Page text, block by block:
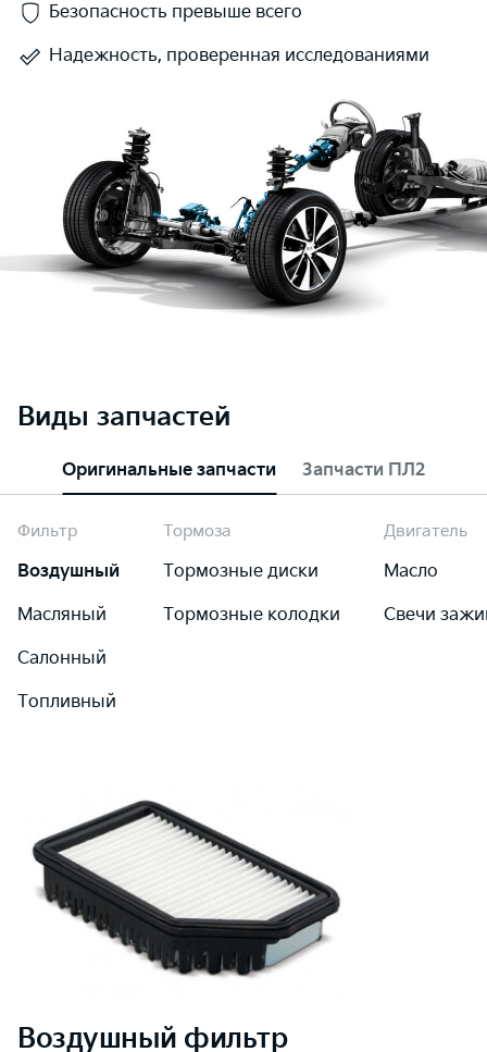
Безопасность превыше всего
Надежность, проверенная исследованиями
Виды запчастей
Оригинальные запчасти Запчасти ПЛ2
Фильтр
Воздушный
Масляный
Салонный
Топливный
Тормоза
Тормозные диски
Тормозные колодки
Двигатель
Масло
Свечи
Воздушный фильтр